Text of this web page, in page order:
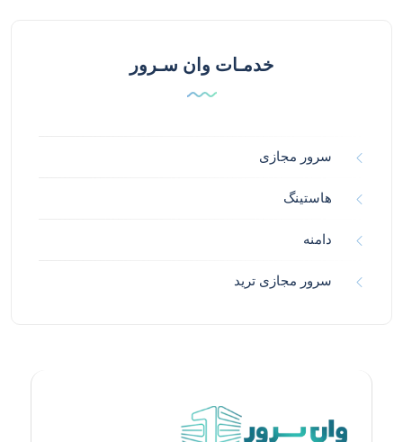
خدمـات وان سـرور
سرور مجازی
هاستینگ
دامنه
سرور مجازی ترید